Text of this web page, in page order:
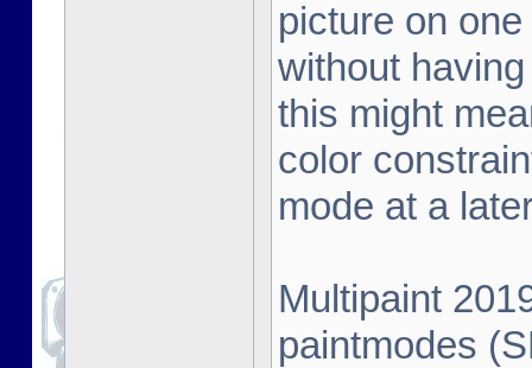
picture on
without
this might
color
mode at a
Multipaint
paintmodes